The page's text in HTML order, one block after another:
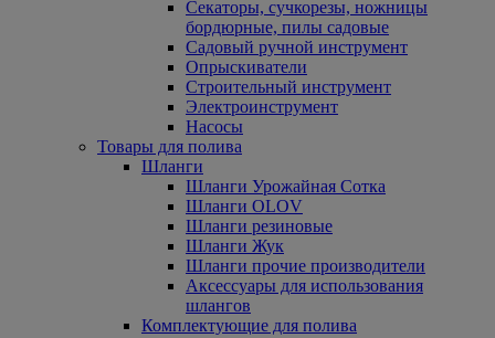
Секаторы, сучкорезы, ножницы
бордюрные, пилы садовые
Садовый ручной инструмент
Опрыскиватели
Строительный инструмент
Электроинструмент
Насосы
Товары для полива
Шланги
Шланги Урожайная Сотка
Шланги OLOV
Шланги резиновые
Шланги Жук
Шланги прочие производители
Аксессуары для использования
шлангов
Комплектующие для полива